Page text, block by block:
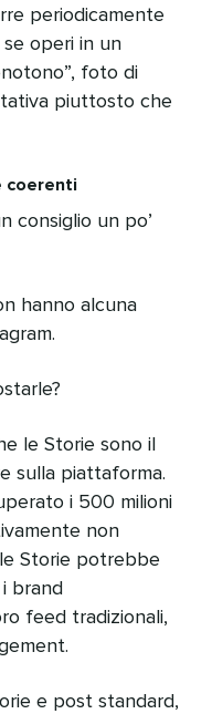
periodicamente
operi in un
foto di
piuttosto che
coerenti
consiglio un po’
hanno alcuna
le Storie sono il
sulla piattaforma.
i 500 milioni
non
Storie potrebbe
brand
feed tradizionali,
e post standard,